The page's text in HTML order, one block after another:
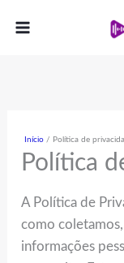
para
Início Política de
Política
A Política de
como
informações